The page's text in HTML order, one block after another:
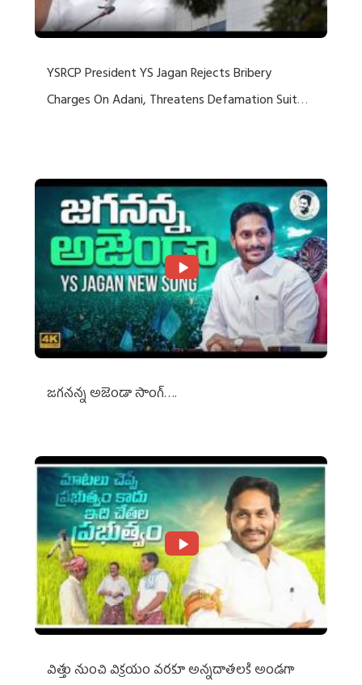
YSRCP President YS Jagan Rejects Bribery
Charges On Adani, Threatens Defamation Suit
జగనన్న అజెండా సాంగ్….
విత్తు నుంచి విక్రయం వరకూ అన్నదాతలకి అండగా